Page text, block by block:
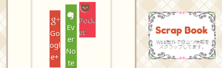
Go
ogl
e+
Ev
er
No
te
Pock
et